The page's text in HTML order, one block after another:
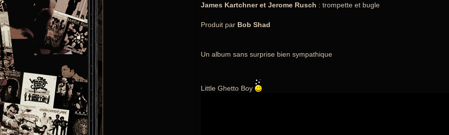
James Kartchner et Jerome Rusch : trompette et bugle
Produit par Bob Shad
Un album sans surprise bien sympathique
Little Ghetto Boy